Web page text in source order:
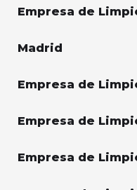
Empresa de
Madrid
Empresa de
Empresa de
Empresa de